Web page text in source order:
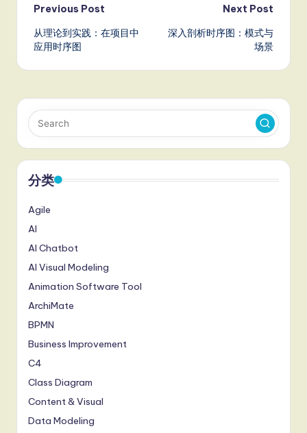
Post
navigation
Previous Post
从理论到实践：在项目中
应用时序图
Next Post
深入剖析时序图：模式与
场景
分类
Agile
AI
AI Chatbot
AI Visual Modeling
Animation Software Tool
ArchiMate
BPMN
Business Improvement
C4
Class Diagram
Content & Visual
Data Modeling